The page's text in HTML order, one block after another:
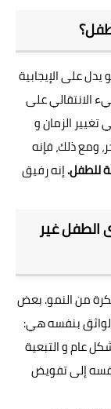
يدل على الإيجابية
الانتقالي على
الزمان و
ومع ذلك، فإنه
للطفل.إنه رفيق
الطفل غير
من النمو. بعض
بنفسه هي:
عام و التبعية
إلى تفويض